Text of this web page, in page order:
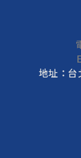
地址：